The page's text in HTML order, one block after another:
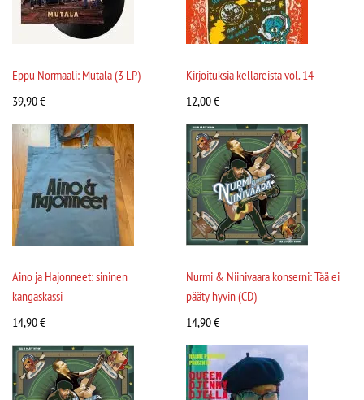
Eppu Normaali: Mutala (3 LP)
39,90€
Kirjoituksia kellareista vol. 14
12,00€
Aino ja Hajonneet: sininen
kangaskassi
14,90€
Nurmi & Niinivaara konserni: Tää ei
pääty hyvin (CD)
14,90€